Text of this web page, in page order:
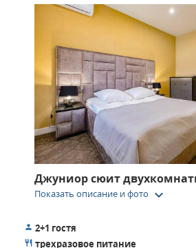
Джуниор сюит
Показать описание и фото keyboard_arrow_down
2+1 гостя
трехразовое питание